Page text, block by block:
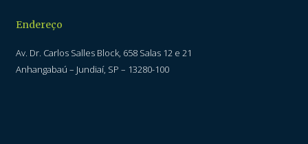
Endereço
Av. Dr. Carlos Salles Block, 658 Salas 12 e 21
Anhangabaú – Jundiaí, SP – 13280-100